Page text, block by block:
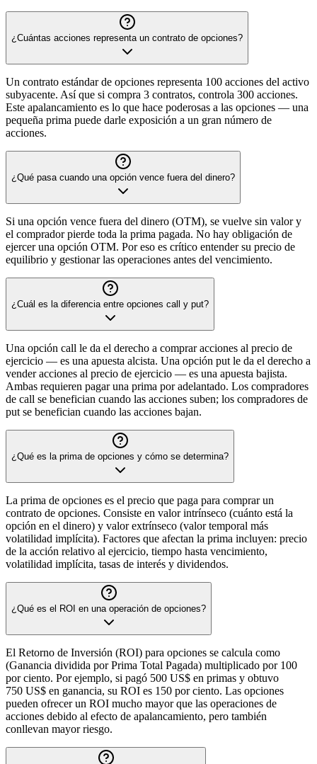
¿Cuántas acciones representa un contrato de opciones?
Un contrato estándar de opciones representa 100 acciones del activo
subyacente. Así que si compra 3 contratos, controla 300 acciones.
Este apalancamiento es lo que hace poderosas a las opciones — una
pequeña prima puede darle exposición a un gran número de
acciones.
¿Qué pasa cuando una opción vence fuera del dinero?
Si una opción vence fuera del dinero (OTM), se vuelve sin valor y
el comprador pierde toda la prima pagada. No hay obligación de
ejercer una opción OTM. Por eso es crítico entender su precio de
equilibrio y gestionar las operaciones antes del vencimiento.
¿Cuál es la diferencia entre opciones call y put?
Una opción call le da el derecho a comprar acciones al precio de
ejercicio — es una apuesta alcista. Una opción put le da el derecho a
vender acciones al precio de ejercicio — es una apuesta bajista.
Ambas requieren pagar una prima por adelantado. Los compradores
de call se benefician cuando las acciones suben; los compradores de
put se benefician cuando las acciones bajan.
¿Qué es la prima de opciones y cómo se determina?
La prima de opciones es el precio que paga para comprar un
contrato de opciones. Consiste en valor intrínseco (cuánto está la
opción en el dinero) y valor extrínseco (valor temporal más
volatilidad implícita). Factores que afectan la prima incluyen: precio
de la acción relativo al ejercicio, tiempo hasta vencimiento,
volatilidad implícita, tasas de interés y dividendos.
¿Qué es el ROI en una operación de opciones?
El Retorno de Inversión (ROI) para opciones se calcula como
(Ganancia dividida por Prima Total Pagada) multiplicado por 100
por ciento. Por ejemplo, si pagó 500 US$ en primas y obtuvo
750 US$ en ganancia, su ROI es 150 por ciento. Las opciones
pueden ofrecer un ROI mucho mayor que las operaciones de
acciones debido al efecto de apalancamiento, pero también
conllevan mayor riesgo.